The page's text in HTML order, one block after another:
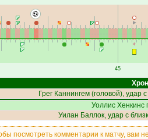
45
Грег Каннингем(головой), удар
Уоллис Хенкинс
Уилан Баллок, удар с
посмотреть комментарии к матчу, вам